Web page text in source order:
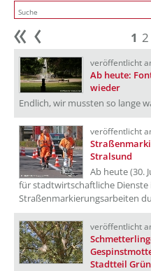
Anfang 1 2
veröffentlicht
Ab heute:
wieder
Endlich, wir mussten so lange
veröffentlicht
Stralsund
Ab heute (30.
für stadtwirtschaftliche
Straßenmarkierungsarbeiten
veröffentlicht
Stadtteil